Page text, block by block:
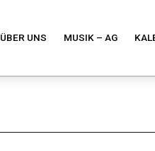
ÜBER UNS MUSIK – AG